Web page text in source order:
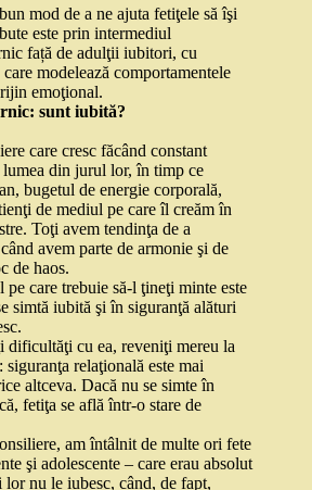
mod de a ne ajuta fetiţele să îşi
este prin intermediul
față de adulţii iubitori, cu
modelează comportamentele
emoţional.
sunt iubită?
care cresc făcând constant
lumea din jurul lor, în timp ce
bugetul de energie corporală,
de mediul pe care îl creăm în
Toţi avem tendinţa de a
avem parte de armonie şi de
de haos.
care trebuie să‑l ţineţi minte este
simtă iubită şi în siguranţă alături
dificultăţi cu ea, reveniţi mereu la
siguranţa relaţională este mai
altceva. Dacă nu se simte în
fetiţa se află într‑o stare de
am întâlnit de multe ori fete
şi adolescente – care erau absolut
nu le iubesc, când, de fapt,